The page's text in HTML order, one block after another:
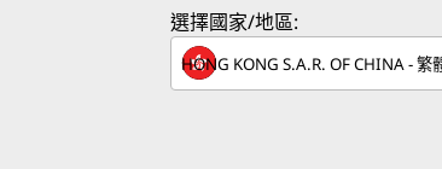
e e
n
選擇國家/地區: